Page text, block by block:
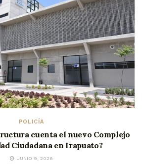
POLICÍA
cuenta el nuevo Complejo
Ciudadana en Irapuato?
JUNIO 9, 2026